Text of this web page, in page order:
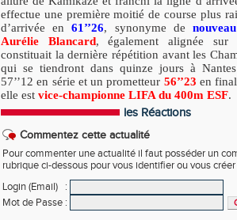
effectue une première moitié de course plus
d’arrivée en61’’26, synonyme de
Aurélie Blancard, également alignée sur
constituait la dernière répétition avant les
qui se tiendront dans quinze jours à
57’’12 en série et un prometteur 56’’23 en
elle est vice-championne LIFA du 400m ESF.
les Réactions
Commentez cette actualité
Pour commenter une actualité il faut posséder un
rubrique ci-dessous pour vous identifier ou vous
Login (Email)
:
Mot de Passe :